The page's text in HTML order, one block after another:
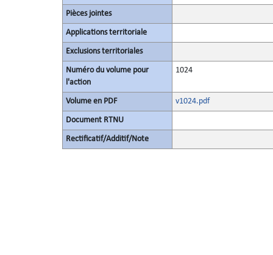
Pièces jointes
Applications territoriale
Exclusions territoriales
Numéro du volume pour
l'action
1024
Volume en PDF v1024.pdf
Document RTNU
Rectificatif/Additif/Note